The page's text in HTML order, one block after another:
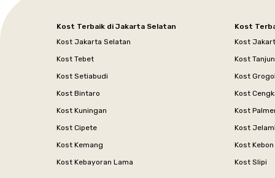
Kost Terbaik di Jakarta Selatan
Kost Jakarta Selatan
Kost Tebet
Kost Setiabudi
Kost Bintaro
Kost Kuningan
Kost Cipete
Kost Kemang
Kost Kebayoran Lama
Kost
Kost
Kost
Kost Grogol
Kost
Kost
Kost
Kost
Kost Slipi